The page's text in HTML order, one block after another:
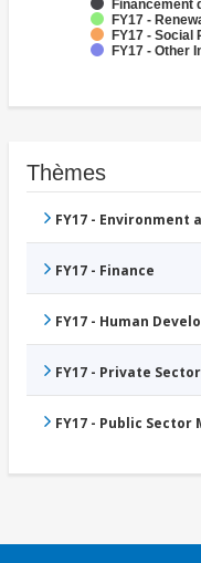
Financement
FY17 -
FY17 - Social
FY17 - Other
Thèmes
FY17 - Environment
FY17 - Finance
FY17 - Human
FY17 - Private
FY17 - Public Sector